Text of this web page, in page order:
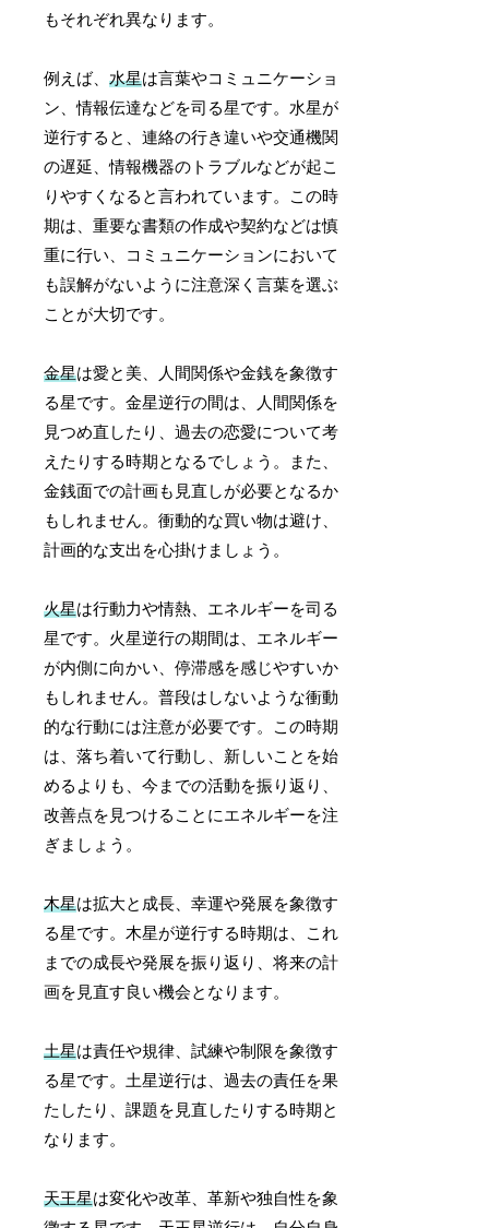
もそれぞれ異なります。
例えば、水星は言葉やコミュニケーショ
ン、情報伝達などを司る星です。水星が
逆行すると、連絡の行き違いや交通機関
の遅延、情報機器のトラブルなどが起こ
りやすくなると言われています。この時
期は、重要な書類の作成や契約などは慎
重に行い、コミュニケーションにおいて
も誤解がないように注意深く言葉を選ぶ
ことが大切です。
金星は愛と美、人間関係や金銭を象徴す
る星です。金星逆行の間は、人間関係を
見つめ直したり、過去の恋愛について考
えたりする時期となるでしょう。また、
金銭面での計画も見直しが必要となるか
もしれません。衝動的な買い物は避け、
計画的な支出を心掛けましょう。
火星は行動力や情熱、エネルギーを司る
星です。火星逆行の期間は、エネルギー
が内側に向かい、停滞感を感じやすいか
もしれません。普段はしないような衝動
的な行動には注意が必要です。この時期
は、落ち着いて行動し、新しいことを始
めるよりも、今までの活動を振り返り、
改善点を見つけることにエネルギーを注
ぎましょう。
木星は拡大と成長、幸運や発展を象徴す
る星です。木星が逆行する時期は、これ
までの成長や発展を振り返り、将来の計
画を見直す良い機会となります。
土星は責任や規律、試練や制限を象徴す
る星です。土星逆行は、過去の責任を果
たしたり、課題を見直したりする時期と
なります。
天王星は変化や改革、革新や独自性を象